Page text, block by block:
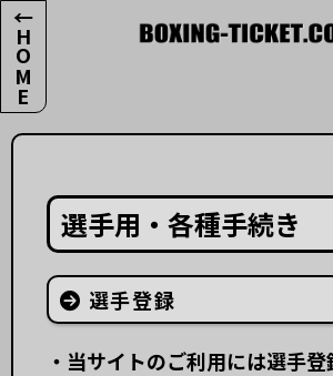
←HOME
選手用・各種手続き
選手登録
・当サイトのご利用には選手